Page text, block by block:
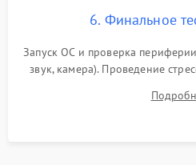
6. Финальное
Запуск ОС и проверка
звук, камера). Проведение
для контроля
системы под